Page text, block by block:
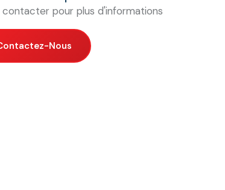
contacter pour plus d'informations
Nous